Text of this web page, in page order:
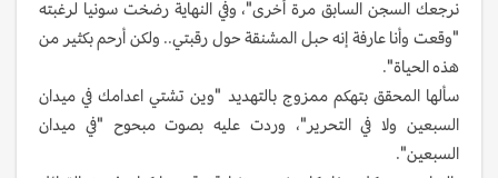
نرجعك السجن السابق مرة أخرى"، وفي النهاية رضخت سونيا لرغبته
"وقعت وأنا عارفة إنه حبل المشنقة حول رقبتي.. ولكن أرحم بكثير من
هذه الحياة".
سألها المحقق بتهكم ممزوج بالتهديد "وين تشتي اعدامك في ميدان
السبعين ولا في التحرير"، وردت عليه بصوت مبحوح "في ميدان
السبعين".